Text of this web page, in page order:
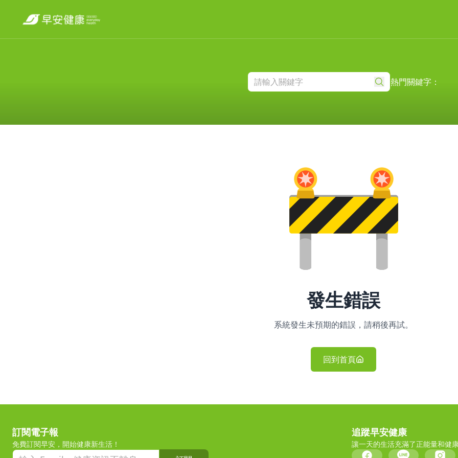
熱門關鍵字：
發生錯誤
系統發生未預期的錯誤，請稍後再試。
回到首頁
訂閱電子報
免費訂閱早安，開始健康新生活！
追蹤早安健康
讓一天的生活充滿了正能量和健